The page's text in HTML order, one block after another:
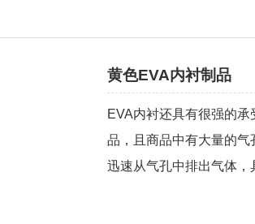
黄色EVA内衬制品
EVA内衬还具有很强的
品，且商品中有大量的
迅速从气孔中排出气体，